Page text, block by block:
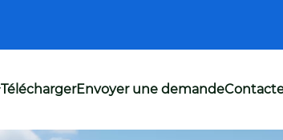
TéléchargerEnvoyer une demande